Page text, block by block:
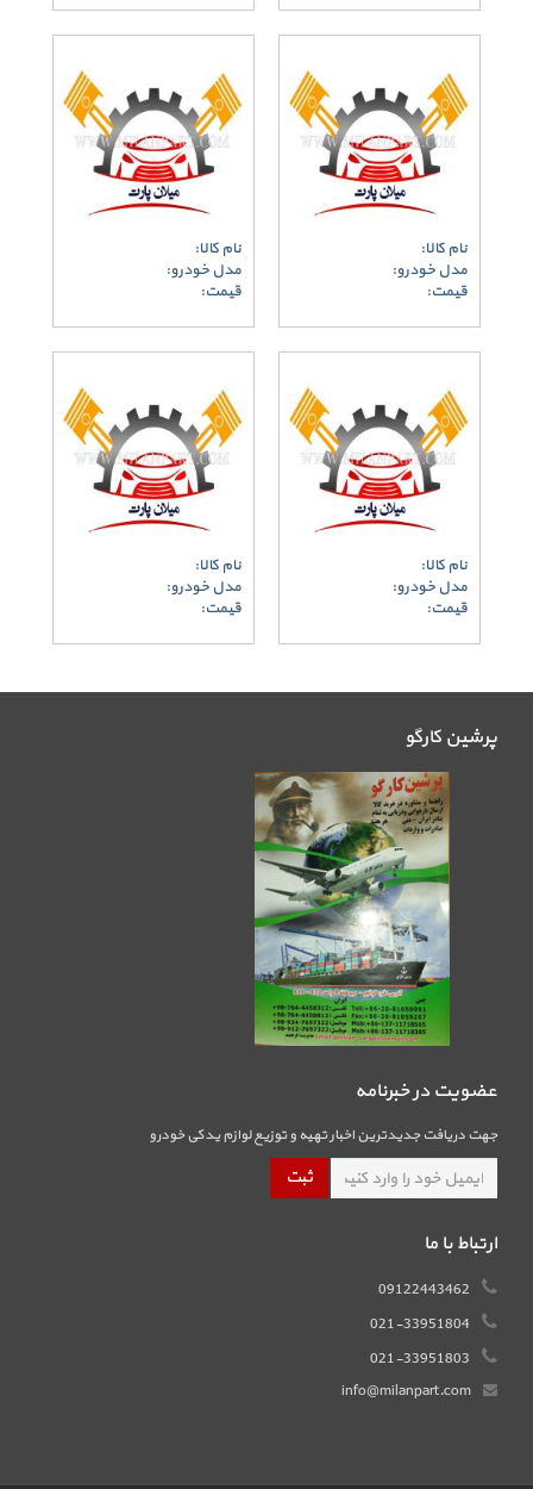
نام کالا:
مدل خودرو:
قیمت:
نام کالا:
مدل خودرو:
قیمت:
نام کالا:
مدل خودرو:
قیمت:
نام کالا:
مدل خودرو:
قیمت:
پرشین کارگو
عضویت در خبرنامه
جهت دریافت جدیدترین اخبار تهیه و توزیع لوازم یدکی خودرو
ارتباط با ما
09122443462
021-33951804
021-33951803
info@milanpart.com